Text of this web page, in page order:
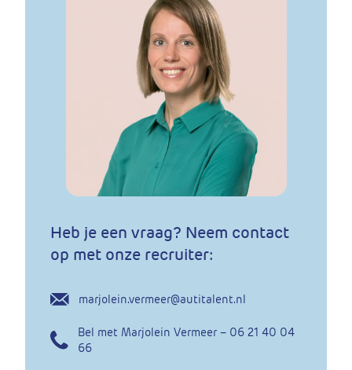
Heb je een vraag? Neem contact
op met onze recruiter:
marjolein.vermeer@autitalent.nl
Bel met Marjolein Vermeer – 06 21 40 04
66